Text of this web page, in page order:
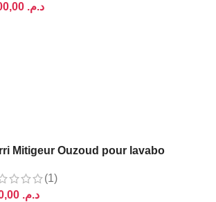
د.م.
Mitigeur Ouzoud pour lavabo
(1)
د.م.